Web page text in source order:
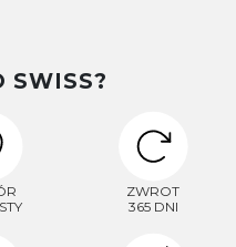
SWISS?
ZWROT
365 DNI